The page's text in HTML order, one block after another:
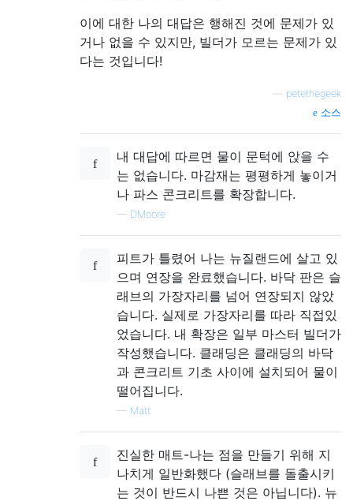
이에 대한 나의 대답은 행해진 것에 문제가 있
거나 없을 수 있지만, 빌더가 모르는 문제가 있
다는 것입니다!
petethegeek
소스
내 대답에 따르면 물이 문턱에 앉을 수
는 없습니다. 마감재는 평평하게 놓이거
나 파스 콘크리트를 확장합니다.
— DMoore
피트가 틀렸어 나는 뉴질랜드에 살고 있
으며 연장을 완료했습니다. 바닥 판은 슬
래브의 가장자리를 넘어 연장되지 않았
습니다. 실제로 가장자리를 따라 직접있
었습니다. 내 확장은 일부 마스터 빌더가
작성했습니다. 클래딩은 클래딩의 바닥
과 콘크리트 기초 사이에 설치되어 물이
떨어집니다.
— Matt
진실한 매트-나는 점을 만들기 위해 지
나치게 일반화했다 (슬래브를 돌출시키
는 것이 반드시 나쁜 것은 아닙니다). 뉴